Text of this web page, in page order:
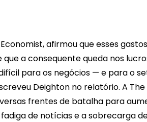
afirmou que esses
a consequente queda nos
para os negócios — e para o
Deighton no relatório. A
frentes de batalha para
de notícias e a sobrecarga